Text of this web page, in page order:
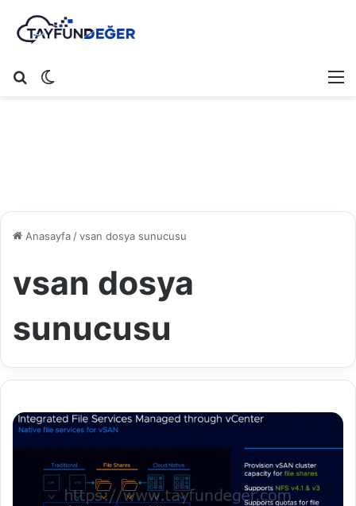
Arama yap ...
Anasayfa/vsan dosya sunucusu
vsan dosya
sunucusu